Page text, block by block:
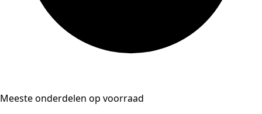
Meeste onderdelen op voorraad